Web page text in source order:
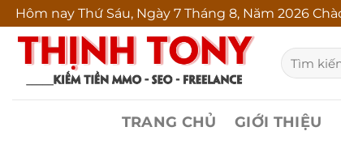
Bỏ
qua
dung
Hôm nay Thứ Sáu, Ngày 7 Tháng 8, Năm 2026
Tìm
kiếm:
TRANG CHỦ GIỚI THIỆU